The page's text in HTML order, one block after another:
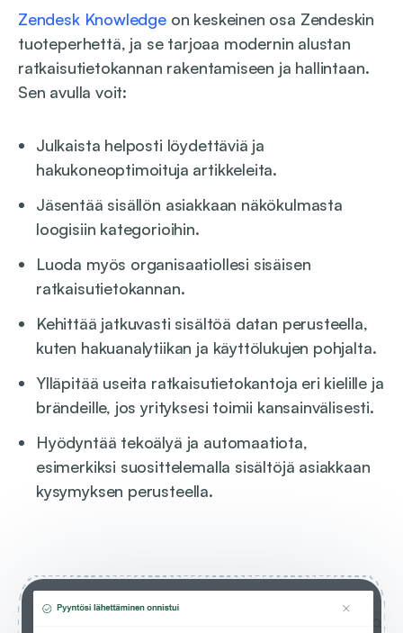
Zendesk Knowledgeon keskeinen osa Zendeskin
tuoteperhettä, ja se tarjoaa modernin alustan
ratkaisutietokannan rakentamiseen ja hallintaan.
Sen avulla voit:
Julkaista helposti löydettäviä ja
hakukoneoptimoituja artikkeleita.
Jäsentää sisällön asiakkaan näkökulmasta
loogisiin kategorioihin.
Luoda myös organisaatiollesi sisäisen
ratkaisutietokannan.
Kehittää jatkuvasti sisältöä datan perusteella,
kuten hakuanalytiikan ja käyttölukujen pohjalta.
Ylläpitää useita ratkaisutietokantoja eri kielille ja
brändeille, jos yrityksesi toimii kansainvälisesti.
Hyödyntää tekoälyä ja automaatiota,
esimerkiksi suosittelemalla sisältöjä asiakkaan
kysymyksen perusteella.